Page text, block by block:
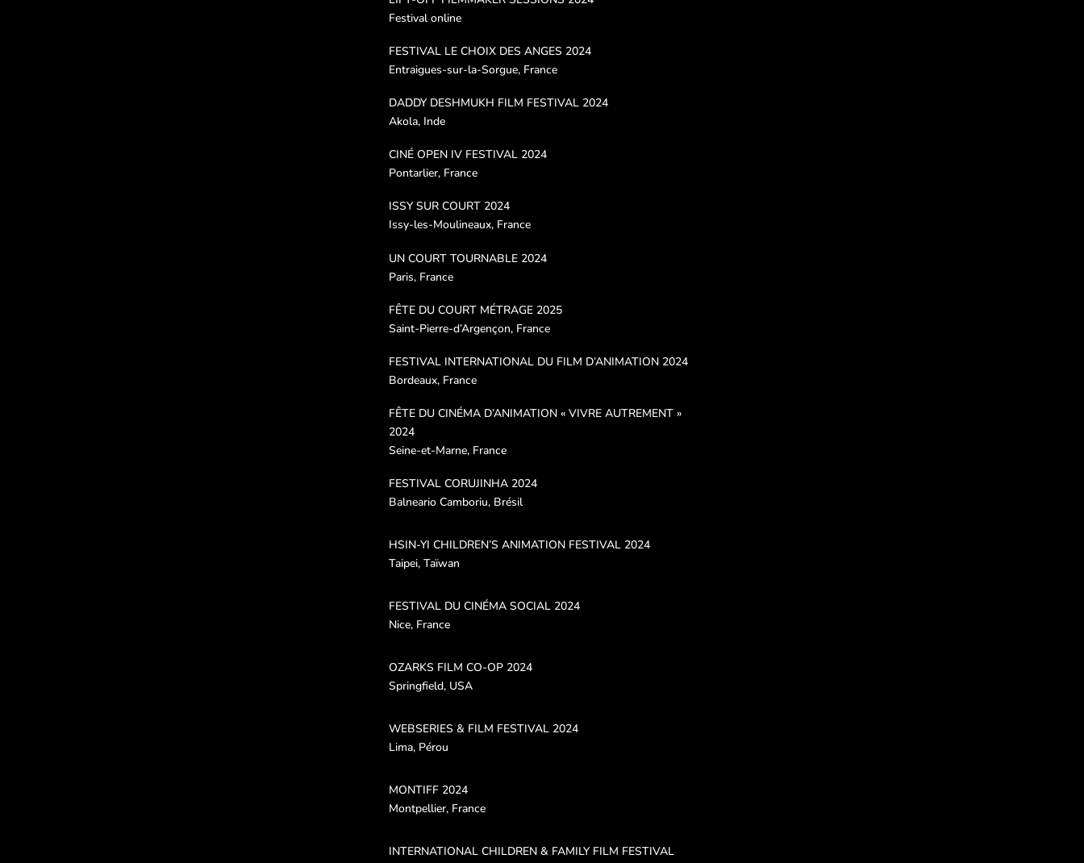
Festival online
FESTIVAL LE CHOIX DES ANGES 2024
Entraigues-sur-la-Sorgue, France
DADDY DESHMUKH FILM FESTIVAL 2024
Akola, Inde
CINÉ OPEN IV FESTIVAL 2024
Pontarlier, France
ISSY SUR COURT 2024
Issy-les-Moulineaux, France
UN COURT TOURNABLE 2024
Paris, France
FÊTE DU COURT MÉTRAGE 2025
Saint-Pierre-d’Argençon, France
FESTIVAL INTERNATIONAL DU FILM D’ANIMATION 2024
Bordeaux, France
FÊTE DU CINÉMA D’ANIMATION « VIVRE AUTREMENT »
2024
Seine-et-Marne, France
FESTIVAL CORUJINHA 2024
Balneario Camboriu, Brésil
HSIN-YI CHILDREN’S ANIMATION FESTIVAL 2024
Taipei, Taïwan
FESTIVAL DU CINÉMA SOCIAL 2024
Nice, France
OZARKS FILM CO-OP 2024
Springfield, USA
WEBSERIES & FILM FESTIVAL 2024
Lima, Pérou
MONTIFF 2024
Montpellier, France
INTERNATIONAL CHILDREN & FAMILY FILM FESTIVAL